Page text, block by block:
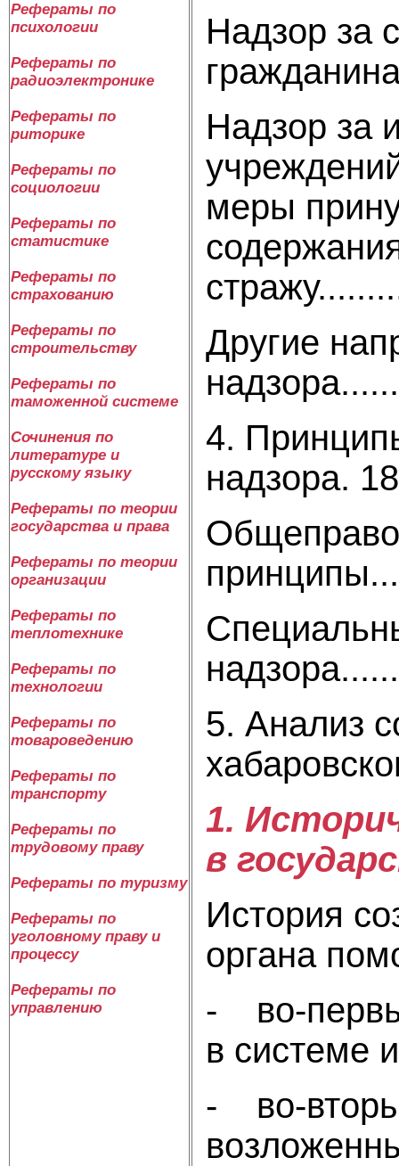
Рефераты по
психологии
Рефераты по
радиоэлектронике
Рефераты по
риторике
Рефераты по
социологии
Рефераты по
статистике
Рефераты по
страхованию
Рефераты по
строительству
Рефераты по
таможенной системе
Сочинения по
литературе и
русскому языку
Рефераты по теории
государства и права
Рефераты по теории
организации
Рефераты по
теплотехнике
Рефераты по
технологии
Рефераты по
товароведению
Рефераты по
транспорту
Рефераты по
трудовому праву
Рефераты по туризму
Рефераты по
уголовному праву и
процессу
Рефераты по
управлению
Надзор за
Надзор за
меры
Другие
4.
надзора. 18
5. Анализ
1.
в
История
органа
- во-
в системе
- во-